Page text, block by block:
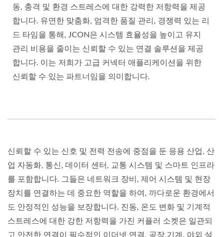
동, 충격 및 환경 스트레스에 대한 강력한 저항력을 제공
합니다. 유연한 맞춤화, 엄격한 품질 관리, 경쟁력 있는 리
드 타임을 통해, JCON은 시스템 효율성을 높이고 유지
관리 비용을 줄이는 신뢰할 수 있는 연결 솔루션을 제공
합니다. 이는 저희가 고급 커넥터 애플리케이션을 위한
신뢰할 수 있는 파트너임을 의미합니다.
신뢰할 수 있는 신호 및 전력 전송에 중점을 둔 응용 산업, 산
업 자동화, 통신, 데이터 센터, 교통 시스템 및 스마트 인프라
를 포함합니다. 그들은 네트워크 장비, 제어 시스템 및 현장
장치를 연결하는 데 중요한 역할을 하여, 까다로운 환경에서
도 안정적인 성능을 보장합니다. 진동, 온도 변화 및 기계적
스트레스에 대한 강한 저항력을 가진 커플러 소켓은 일관되
고 안전한 연결이 필수적인 이더넷 연결, 공장 기계, 야외 설